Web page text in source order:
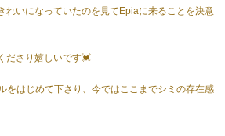
れいになっていたのを見てEpiaに来ることを決意
ださり嬉しいです💓
をはじめて下さり、今ではここまでシミの存在感